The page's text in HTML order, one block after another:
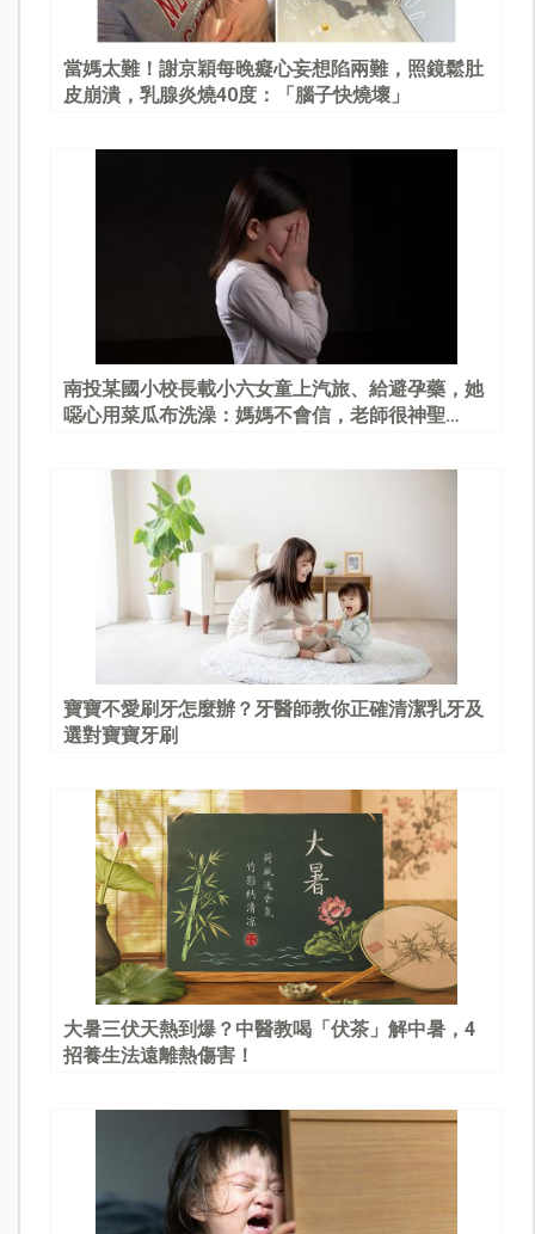
當媽太難！謝京穎每晚癡心妄想陷兩難，照鏡鬆肚
皮崩潰，乳腺炎燒40度：「腦子快燒壞」
南投某國小校長載小六女童上汽旅、給避孕藥，她
噁心用菜瓜布洗澡：媽媽不會信，老師很神聖…
寶寶不愛刷牙怎麼辦？牙醫師教你正確清潔乳牙及
選對寶寶牙刷
大暑三伏天熱到爆？中醫教喝「伏茶」解中暑，4
招養生法遠離熱傷害！